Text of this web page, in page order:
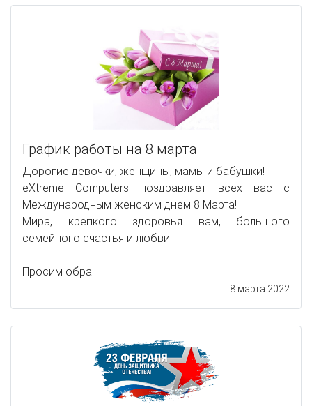
График работы на 8 марта
Дорогие девочки, женщины, мамы и бабушки!
eXtreme Computers поздравляет всех вас с
Международным женским днем 8 Марта!
Мира, крепкого здоровья вам, большого
семейного счастья и любви!
Просим обра...
8 марта 2022